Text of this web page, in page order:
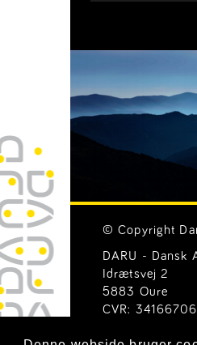
© Copyright
DARU - Dansk
Idrætsvej 2
5883 Oure
CVR: 34166706